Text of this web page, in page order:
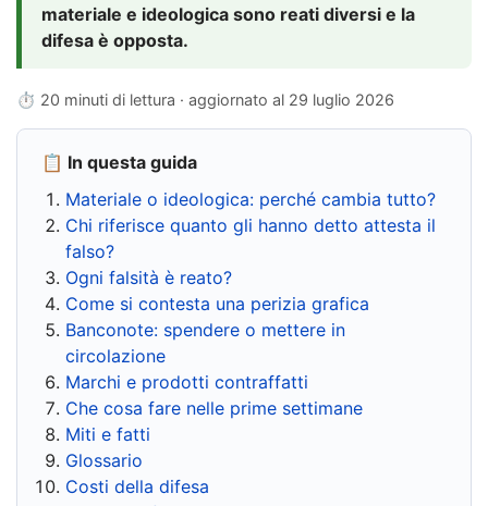
materiale e ideologica sono reati diversi e la
difesa è opposta.
⏱ 20 minuti di lettura · aggiornato al 29 luglio 2026
📋 In questa guida
Materiale o ideologica: perché cambia tutto?
Chi riferisce quanto gli hanno detto attesta il
falso?
Ogni falsità è reato?
Come si contesta una perizia grafica
Banconote: spendere o mettere in
circolazione
Marchi e prodotti contraffatti
Che cosa fare nelle prime settimane
Miti e fatti
Glossario
Costi della difesa